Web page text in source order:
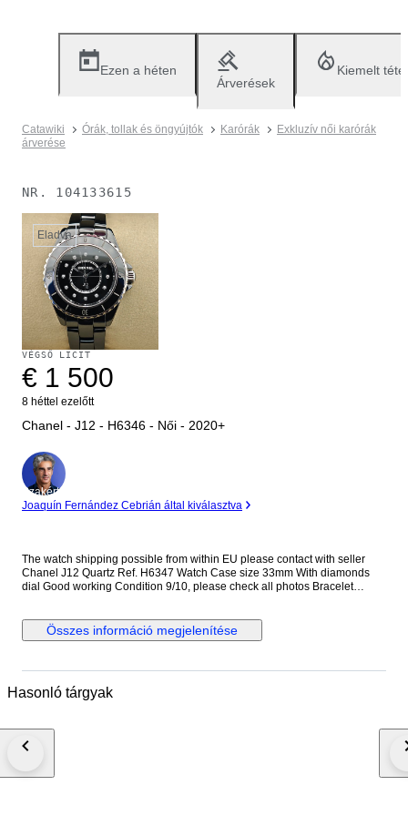
Ezen a héten
Árverések
Kiemelt
Catawiki Órák, tollak és öngyújtók Karórák
Exkluzív női karórák
árverése
NR. 104133615
Eladva
VÉGSŐ LICIT
€ 1 500
8 héttel ezelőtt
Chanel - J12 - H6346 - Női - 2020+
Szakértő
Joaquín Fernández Cebrián által kiválasztva
The watch shipping possible from within EU please contact with seller
Chanel J12 Quartz Ref. H6347 Watch Case size 33mm With diamonds
dial Good working Condition 9/10, please check all photos Bracelet
Összes információ megjelenítése
Hasonló tárgyak